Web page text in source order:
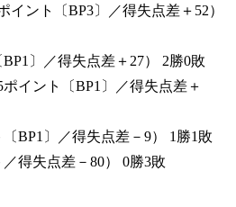
イント〔BP3〕／得失点差＋52）
〕／得失点差＋27） 2勝0敗
イント〔BP1〕／得失点差＋
BP1〕／得失点差－9） 1勝1敗
得失点差－80） 0勝3敗